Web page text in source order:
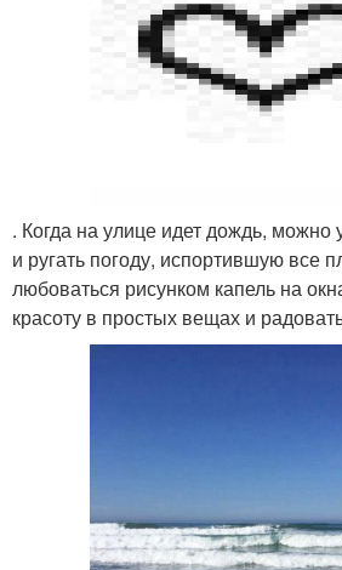
. Когда на улице идет дождь, можно
и ругать погоду, испортившую все
любоваться рисунком капель на
красоту в простых вещах и